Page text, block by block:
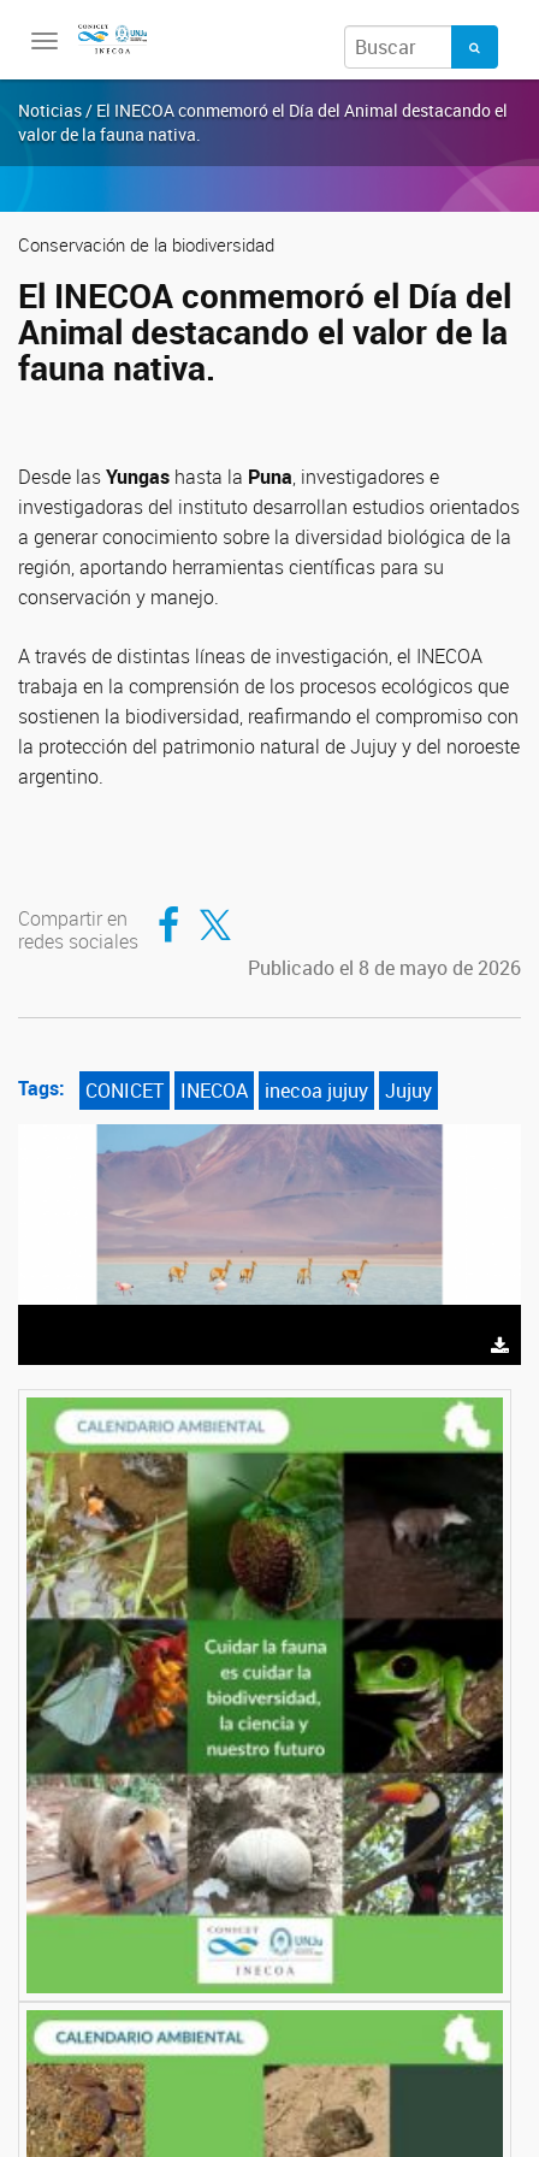
Toggle
Noticias / El INECOA conmemoró el Día del Animal destacando el
valor de la fauna nativa.
Conservación de la biodiversidad
El INECOA conmemoró el Día del
Animal destacando el valor de la
fauna nativa.
Desde lasYungas hasta la Puna, investigadores e
investigadoras del instituto desarrollan estudios orientados
a generar conocimiento sobre la diversidad biológica de la
región, aportando herramientas científicas para su
conservación y manejo.
A través de distintas líneas de investigación, el INECOA
trabaja en la comprensión de los procesos ecológicos que
sostienen la biodiversidad, reafirmando el compromiso con
la protección del patrimonio natural de Jujuy y del noroeste
argentino.
Compartir en
redes sociales
Compartir en Facebook
Compartir en Twitter
Publicado el 8 de mayo de 2026
Tags: CONICET INECOA inecoa jujuy Jujuy